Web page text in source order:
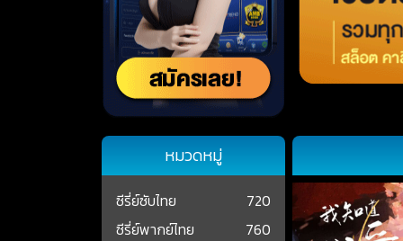
หมวดหมู่
ซีรี่ย์ซับไทย
720
ซีรี่ย์พากย์ไทย
760